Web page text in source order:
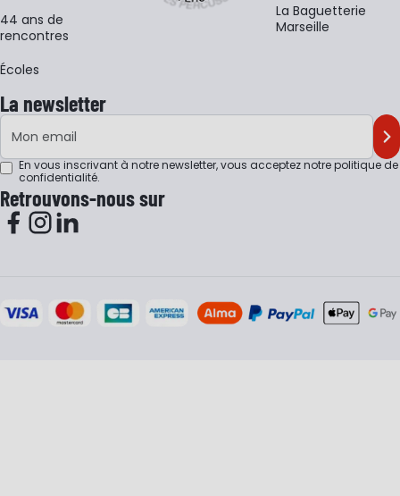
44 ans de
rencontres
Écoles
La Baguetterie
Marseille
La newsletter
Adresse e-mail
En vous inscrivant à notre newsletter, vous acceptez notrepolitique de
confidentialité.
Retrouvons-nous sur